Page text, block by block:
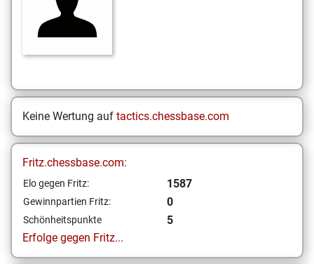
Keine Wertung auf tactics.chessbase.com
Fritz.chessbase.com:
Elo gegen Fritz: 1587
Gewinnpartien Fritz: 0
Schönheitspunkte
5
Erfolge gegen Fritz...